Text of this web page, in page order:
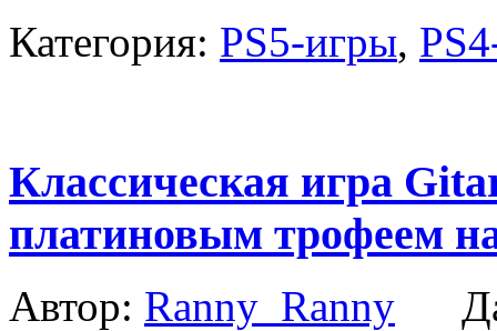
Категория: PS5-игры,
Классическая игра
платиновым трофеем
Автор: Ranny_Ranny